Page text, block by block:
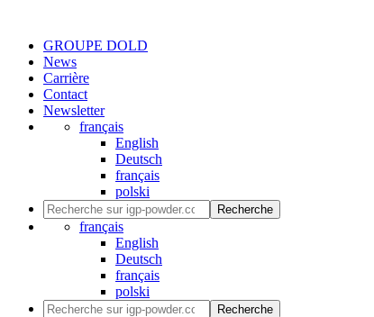
GROUPE DOLD
News
Carrière
Contact
Newsletter
français
English
Deutsch
français
polski
Recherche
français
English
Deutsch
français
polski
Recherche